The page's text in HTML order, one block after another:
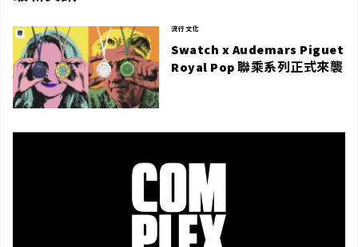
流行文化
Swatch x Audemars Piguet
Royal Pop 聯乘系列正式來襲